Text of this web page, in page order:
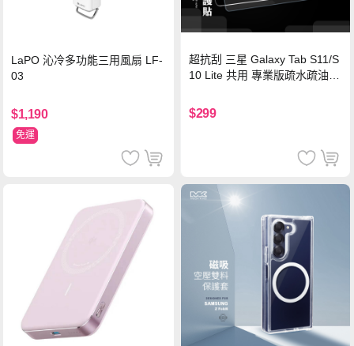
LaPO 沁冷多功能三用風扇 LF-
03
$1,190
免運
超抗刮 三星 Galaxy Tab S11/S
10 Lite 共用 專業版疏水疏油9
$299